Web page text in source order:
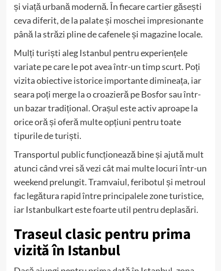
și viață urbană modernă. În fiecare cartier găsești
ceva diferit, de la palate și moschei impresionante
până la străzi pline de cafenele și magazine locale.
Mulți turiști aleg Istanbul pentru experiențele
variate pe care le pot avea într-un timp scurt. Poți
vizita obiective istorice importante dimineața, iar
seara poți merge la o croazieră pe Bosfor sau într-
un bazar tradițional. Orașul este activ aproape la
orice oră și oferă multe opțiuni pentru toate
tipurile de turiști.
Transportul public funcționează bine și ajută mult
atunci când vrei să vezi cât mai multe locuri într-un
weekend prelungit. Tramvaiul, feribotul și metroul
fac legătura rapid între principalele zone turistice,
iar Istanbulkart este foarte util pentru deplasări.
Traseul clasic pentru prima
vizită în Istanbul